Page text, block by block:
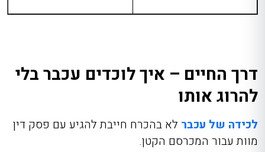
דרך החיים – איך לוכדים עכבר בלי
להרוג אותו
לכידה של עכבר לא בהכרח חייבת להגיע עם פסק דין
מוות עבור המכרסם הקטן.